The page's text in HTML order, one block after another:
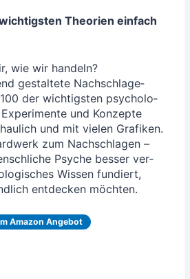
Theo­rien ein­fach
wie wir han­deln?
gestal­te­te Nach­schla­ge­
der wich­tigs­ten psy­cho­lo­
und Kon­zep­te
und mit vie­len Gra­fi­ken.
zum Nach­schla­gen –
Psy­che bes­ser ver­
Wis­sen fun­diert,
ent­de­cken möchten.
Ama­zon Angebot